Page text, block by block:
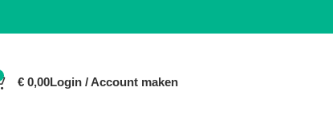
€ 0,00Login / Account maken